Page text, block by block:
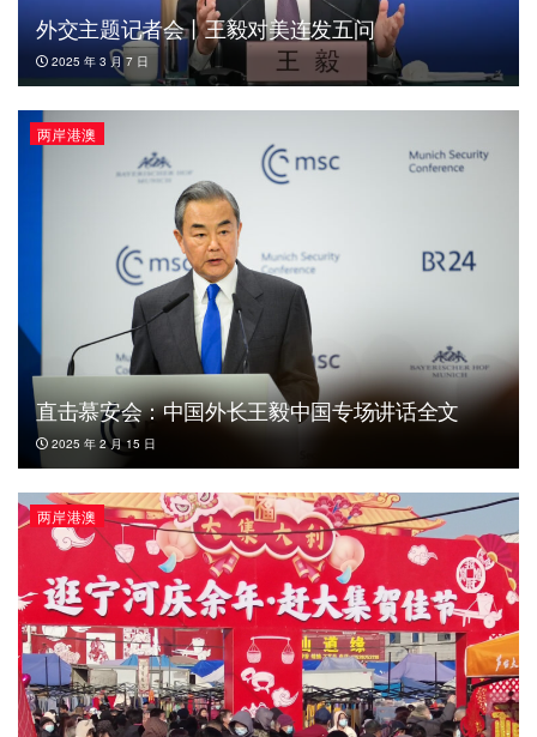
外交主题记者会丨王毅对美连发五问
2025 年 3 月 7 日
两岸港澳
直击慕安会：中国外长王毅中国专场讲话全文
2025 年 2 月 15 日
两岸港澳